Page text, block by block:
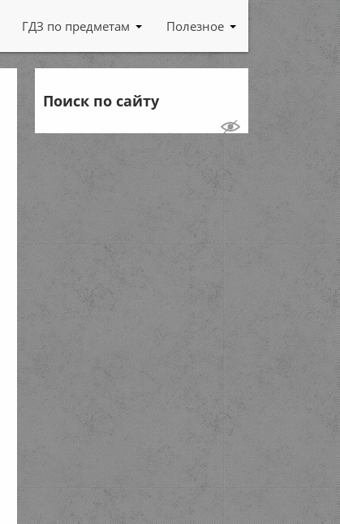
ГДЗ по предметам Полезное
Поиск по сайту